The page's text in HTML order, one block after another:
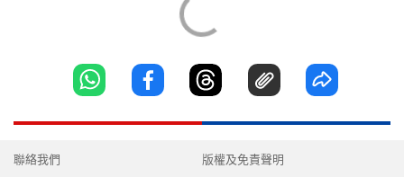
聯絡我們 版權及免責聲明